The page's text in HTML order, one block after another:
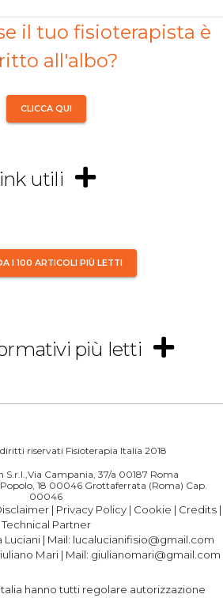
il tuo fisioterapista è
all'albo?
CLICCA QUI
utili
I 100 ARTICOLI PIÙ LETTI
più letti
riservati Fisioterapia Italia 2018
S.r.l.,Via Campania, 37/a 00187 Roma
Popolo, 18 00046 Grottaferrata (Roma) Cap.
00046
| Privacy Policy | Cookie | Credits |
Technical Partner
Luciani | Mail: lucalucianifisio@gmail.com
Mari| Mail: giulianomari@gmail.com
hanno tutti regolare autorizzazione